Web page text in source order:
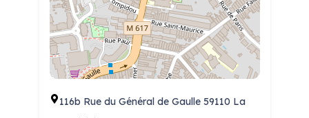
116b Rue du Général de Gaulle 59110 La